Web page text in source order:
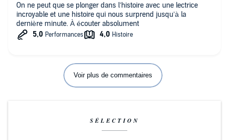
On ne peut que se plonger dans l’histoire avec une lectrice
incroyable et une histoire qui nous surprend jusqu’à la
dernière minute. À écouter absolument
Voir plus de commentaires
SÉLECTION